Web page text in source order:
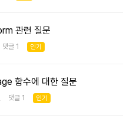
관련 질문
댓글 1 인기
함수에 대한 질문
댓글 1 인기